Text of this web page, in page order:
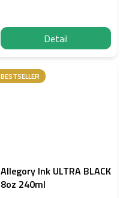
Detail
BESTSELLER
Allegory Ink ULTRA BLACK
8oz 240ml